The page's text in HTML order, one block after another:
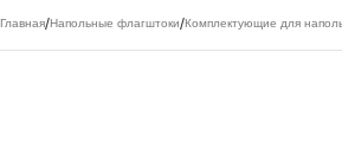
Главная/Напольные флагштоки/Комплектующие для